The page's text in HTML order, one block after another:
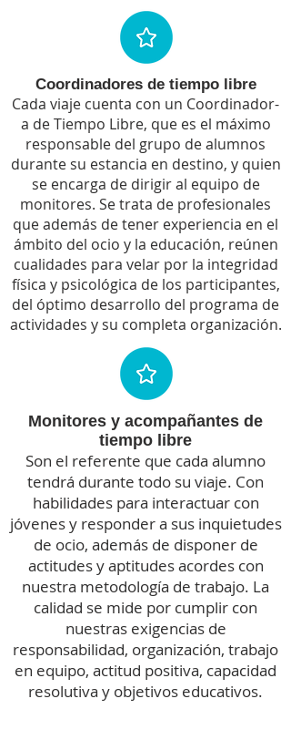
Coordinadores de tiempo libre
Cada viaje cuenta con un Coordinador-
a de Tiempo Libre, que es el máximo
responsable del grupo de alumnos
durante su estancia en destino, y quien
se encarga de dirigir al equipo de
monitores. Se trata de profesionales
que además de tener experiencia en el
ámbito del ocio y la educación, reúnen
cualidades para velar por la integridad
física y psicológica de los participantes,
del óptimo desarrollo del programa de
actividades y su completa organización.
Monitores y acompañantes de
tiempo libre
Son el referente que cada alumno
tendrá durante todo su viaje. Con
habilidades para interactuar con
jóvenes y responder a sus inquietudes
de ocio, además de disponer de
actitudes y aptitudes acordes con
nuestra metodología de trabajo. La
calidad se mide por cumplir con
nuestras exigencias de
responsabilidad, organización, trabajo
en equipo, actitud positiva, capacidad
resolutiva y objetivos educativos.